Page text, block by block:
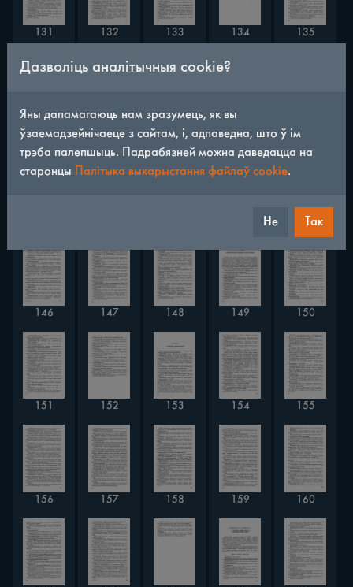
131 132 133 134 135
138
145
146 147 148 149 150
151 152 153 154 155
156 157 158 159 160
Дазволіць аналітычныя cookie?
Яны дапамагаюць нам зразумець, як вы
ўзаемадзейнічаеце з сайтам, і, адпаведна, што ў ім
трэба палепшыць. Падрабязней можна даведацца на
старонцы
Палітыка выкарыстання файлаў cookie.
Не Так